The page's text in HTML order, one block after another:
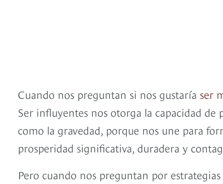
Cuando nos preguntan si nos gustaría ser
Ser influyentes nos otorga la capacidad
como la gravedad, porque nos une para
prosperidad significativa, duradera y
Pero cuando nos preguntan por